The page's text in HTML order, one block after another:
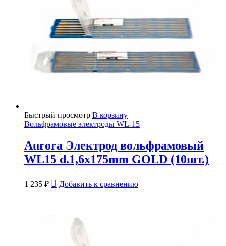
Быстрый просмотр В корзину
Вольфрамовые электроды WL-15
Aurora Электрод вольфрамовый
WL15 d.1,6x175mm GOLD (10шт.)
1 235 ₽ Добавить к сравнению